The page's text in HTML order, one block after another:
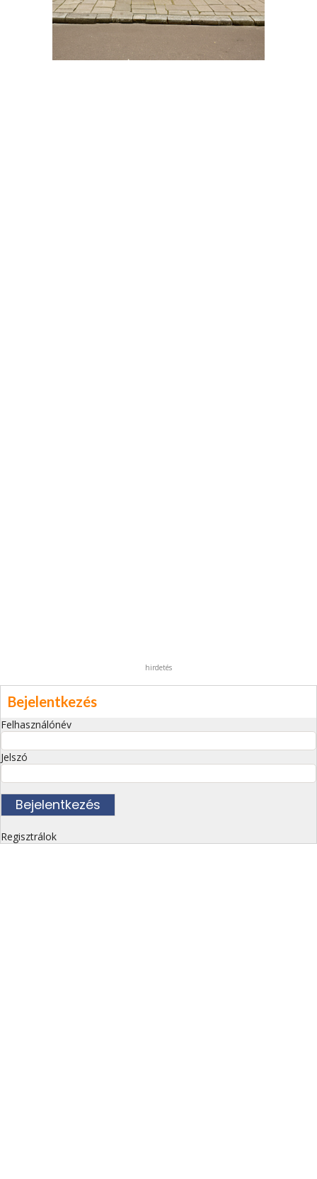
hirdetés
Bejelentkezés
Felhasználónév
Jelszó
Regisztrálok